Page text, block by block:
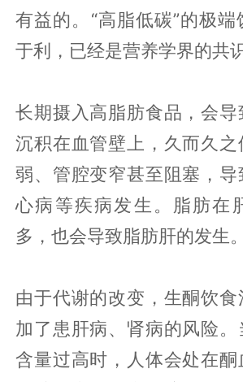
有益的。“高脂低碳”的极
于利，已经是营养学界的共识
长期摄入高脂肪食品，会
沉积在血管壁上，久而久
弱、管腔变窄甚至阻塞，
心病等疾病发生。脂肪在
多，也会导致脂肪肝的发生。
由于代谢的改变，生酮饮
加了患肝病、肾病的风险
含量过高时，人体会处在酮